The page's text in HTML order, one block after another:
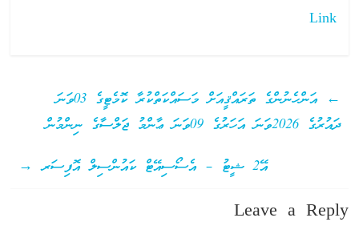
Link
←
އަންހެނުންގެ ތަރައްޤީއަށް މަސައްކަތްކުރާ ކޮމެޓީގެ 03ވަނަ
ދައުރުގެ 2026ވަނަ އަހަރުގެ 09ވަނަ ޢާންމު ޖަލްސާގެ ނިންމުން
އޭ2 ޝީޓު – އެސޯސިއޭޓް ކައުންސިލް އޮފިސަރ
→
Leave a Reply